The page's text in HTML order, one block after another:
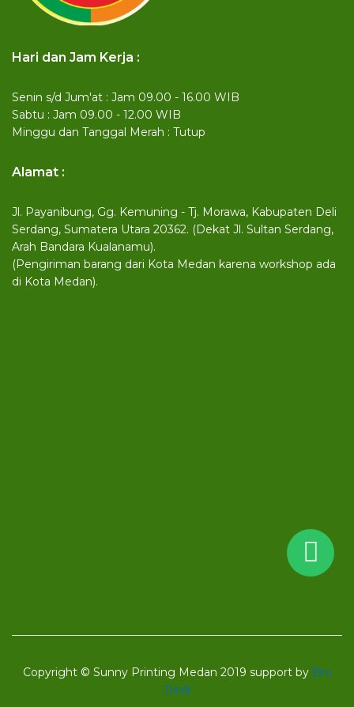
Hari dan Jam Kerja :
Senin s/d Jum'at : Jam 09.00 - 16.00 WIB
Sabtu : Jam 09.00 - 12.00 WIB
Minggu dan Tanggal Merah : Tutup
Alamat :
Jl. Payanibung, Gg. Kemuning - Tj. Morawa, Kabupaten Deli
Serdang, Sumatera Utara 20362. (Dekat Jl. Sultan Serdang,
Arah Bandara Kualanamu).
(Pengiriman barang dari Kota Medan karena workshop ada
di Kota Medan).
Copyright © Sunny Printing Medan 2019 support by Bro
Dedi